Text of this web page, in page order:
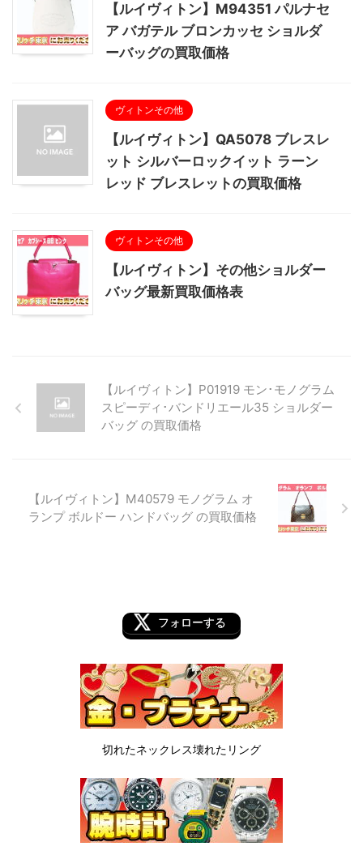
【ルイヴィトン】M94351 パルナセ
ア バガテル ブロンカッセ ショルダ
ーバッグの買取価格
ヴィトンその他
【ルイヴィトン】QA5078 ブレスレ
ット シルバーロックイット ラーン
レッド ブレスレットの買取価格
ヴィトンその他
【ルイヴィトン】その他ショルダー
バッグ最新買取価格表
【ルイヴィトン】P01919 モン･モノグラム
スピーディ･バンドリエール35 ショルダー
バッグ の買取価格
【ルイヴィトン】M40579 モノグラム オ
ランプ ボルドー ハンドバッグ の買取価格
フォローする
切れたネックレス壊れたリング